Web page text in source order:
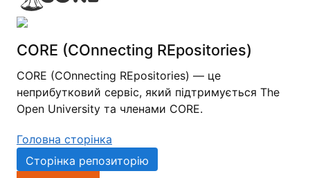
CORE (COnnecting REpositories)
CORE (COnnecting REpositories) — це
неприбутковий сервіс, який підтримується The
Open University та членами CORE.
Головна сторінка
Сторінка репозиторію